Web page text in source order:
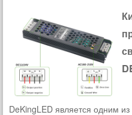
DeKingLED является одним